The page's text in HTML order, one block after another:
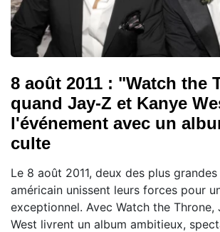
8 août 2011 : "Watch the
quand Jay-Z et Kanye
l'événement avec un
culte
Le 8 août 2011, deux des plus
américain unissent leurs forces pour
exceptionnel. Avec Watch the Throne,
West livrent un album ambitieux,